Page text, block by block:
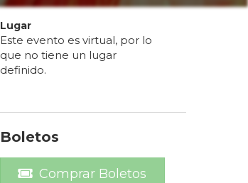
Lugar
Este evento es virtual, por lo
que no tiene un lugar
definido.
Boletos
Comprar Boletos